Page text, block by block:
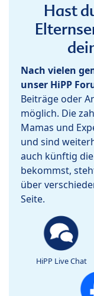
Hast
Nach vielen
unser HiPP
Beiträge oder
möglich. Die
Mamas und
und sind
auch künftig
bekommst,
über
Seite.
HiPP Live Chat